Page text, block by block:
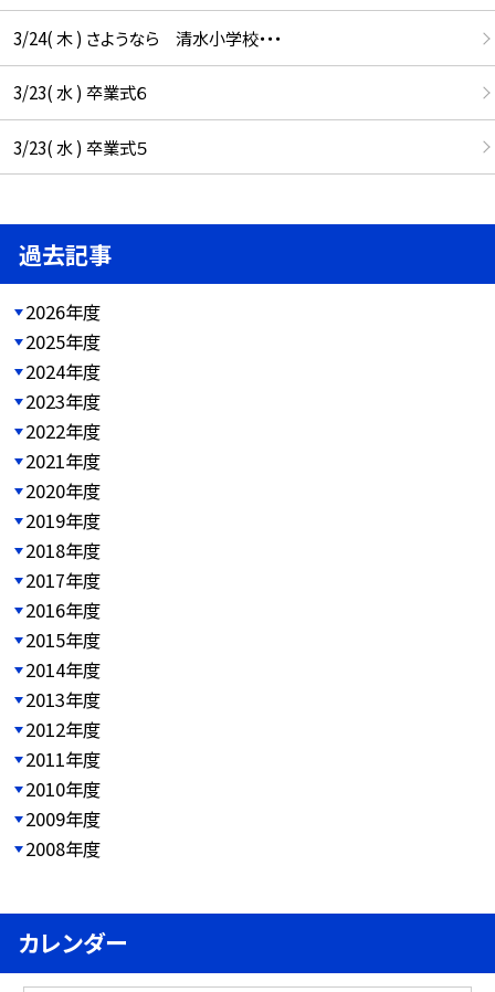
3/24( 木 ) さようなら 清水小学校・・・
3/23( 水 ) 卒業式６
3/23( 水 ) 卒業式５
過去記事
2026年度
2025年度
2024年度
2023年度
2022年度
2021年度
2020年度
2019年度
2018年度
2017年度
2016年度
2015年度
2014年度
2013年度
2012年度
2011年度
2010年度
2009年度
2008年度
カレンダー